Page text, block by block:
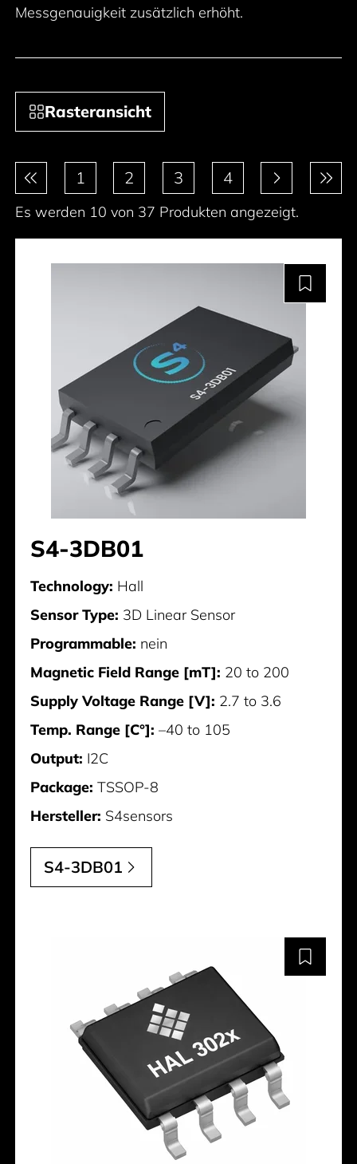
Messgenauigkeit zusätzlich erhöht.
Rasteransicht
Paginierung1 2 3 4
Es werden 10 von 37 Produkten angezeigt.
S4-3DB01
Technology: Hall
Sensor Type: 3D Linear Sensor
Programmable: nein
Magnetic Field Range [mT]: 20 to 200
Supply Voltage Range [V]: 2.7 to 3.6
Temp. Range [C°]: –40 to 105
Output: I2C
Package: TSSOP-8
Hersteller: S4sensors
S4-3DB01